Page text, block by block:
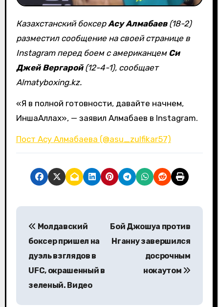
Казахстанский боксерАсу Алмабаев(18-2)
разместил сообщение на своей странице в
Instagram перед боем с американцем Си
Джей Вергарой(12-4-1), сообщает
Almatyboxing.kz.
«Я в полной готовности, давайте начнем,
ИншаАллах», — заявил Алмабаев в Instagram.
Пост Асу Алмабаева (@asu_zulfikar57)
Н
Молдавский
боксер пришел на
дуэль взглядов в
UFC, окрашенный в
зеленый. Видео
Бой Джошуа против
Нганну завершился
досрочным
нокаутом